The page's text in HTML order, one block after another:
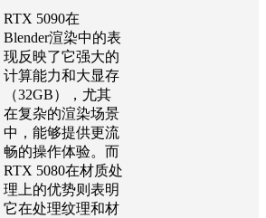
RTX 5090在
Blender渲染中的表
现反映了它强大的
计算能力和大显存
（32GB），尤其
在复杂的渲染场景
中，能够提供更流
畅的操作体验。而
RTX 5080在材质处
理上的优势则表明
它在处理纹理和材